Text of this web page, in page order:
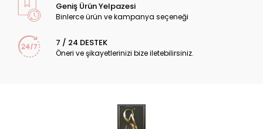
Geniş Ürün Yelpazesi
Binlerce ürün ve kampanya seçeneği
7 / 24 DESTEK
Öneri ve şikayetlerinizi bize iletebilirsiniz.